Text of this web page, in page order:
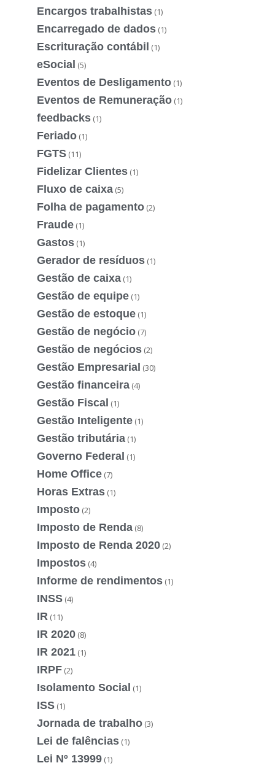
Encargos trabalhistas (1)
Encarregado de dados (1)
Escrituração contábil (1)
eSocial (5)
Eventos de Desligamento (1)
Eventos de Remuneração (1)
feedbacks (1)
Feriado (1)
FGTS (11)
Fidelizar Clientes (1)
Fluxo de caixa (5)
Folha de pagamento (2)
Fraude (1)
Gastos (1)
Gerador de resíduos (1)
Gestão de caixa (1)
Gestão de equipe (1)
Gestão de estoque (1)
Gestão de negócio (7)
Gestão de negócios (2)
Gestão Empresarial (30)
Gestão financeira (4)
Gestão Fiscal (1)
Gestão Inteligente (1)
Gestão tributária (1)
Governo Federal (1)
Home Office (7)
Horas Extras (1)
Imposto (2)
Imposto de Renda (8)
Imposto de Renda 2020 (2)
Impostos (4)
Informe de rendimentos (1)
INSS (4)
IR (11)
IR 2020 (8)
IR 2021 (1)
IRPF (2)
Isolamento Social (1)
ISS (1)
Jornada de trabalho (3)
Lei de falências (1)
Lei Nº 13999 (1)